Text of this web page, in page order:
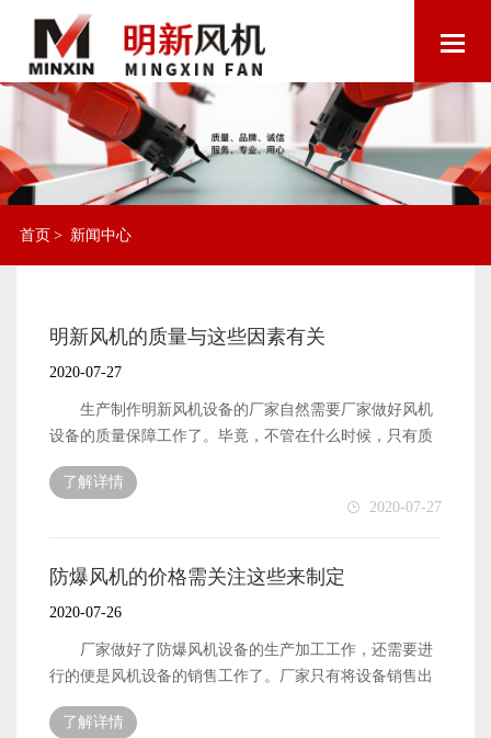
首页 > 新闻中心
明新风机的质量与这些因素有关
2020-07-27
生产制作明新风机设备的厂家自然需要厂家做好风机
设备的质量保障工作了。毕竟，不管在什么时候，只有质
量有保障的风机产品，才能在销售市场中占据有利的地
位，确保产品的质量也是一个生产厂家需要做好的工作内
容。那么，明新风机设备的质量都与哪些因素有关系呢?
作出来的产品想要拥有良好的质量，就一定要厂家能够使
工工作做好了，才能确保厂家生产制作出来的产品能够拥
有比较不错的质量。因此，风机设备的生产厂家一定要提
前做好自身的生产原材料的采购工作才可以。 明新风
便是与厂家自身的生产技术有关系。厂家自身生产制作出
了解详情
2020-07-27
防爆风机的价格需关注这些来制定
2020-07-26
厂家做好了防爆风机设备的生产加工工作，还需要进
行的便是风机设备的销售工作了。厂家只有将设备销售出
去了，才能获得经济收入。因此，作为风机设备的生产制
作厂家，自然需要将风机设备的销售工作做好了。但是想
了解详情